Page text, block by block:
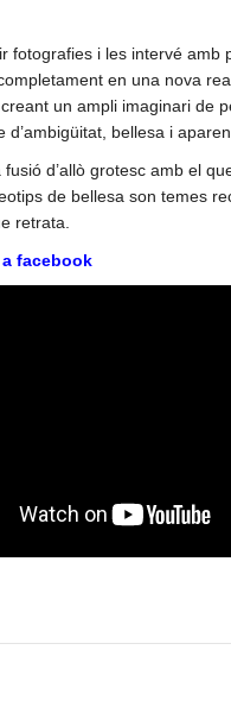
fotografies i les intervé amb
en una nova
un ampli imaginari de
d’ambigüitat, bellesa i
d’allò grotesc amb el
de bellesa son temes
retrata.
facebook